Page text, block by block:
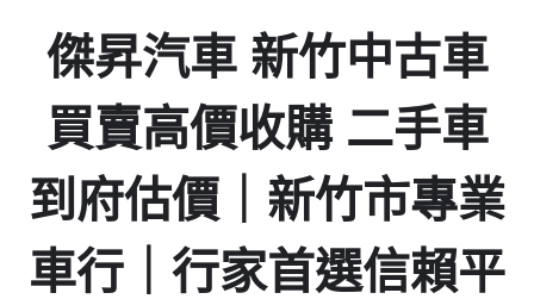
傑昇汽車 新竹中古車
買賣高價收購 二手車
到府估價｜新竹市專業
車行｜行家首選信賴平